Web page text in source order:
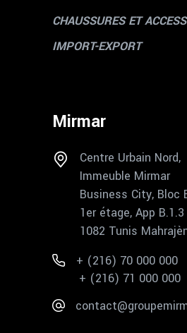
CHAUSSURES ET
IMPORT-EXPORT
Mirmar
Centre Urbain Nord,
Immeuble Mirmar
Business City, Bloc
1er étage, App B.1.3
1082 Tunis
+ (216) 70 000 000
+ (216) 71 000 000